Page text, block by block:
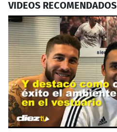
VIDEOS RECOMENDADOS